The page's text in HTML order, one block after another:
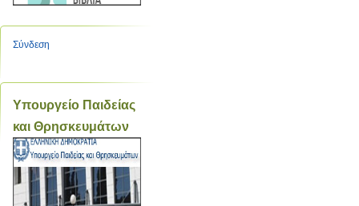
Σύνδεση
Υπουργείο Παιδείας
και Θρησκευμάτων